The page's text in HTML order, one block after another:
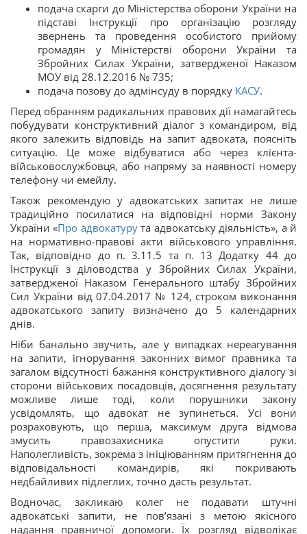
подача скарги до Міністерства оборони України на
підставі Інструкції про організацію розгляду
звернень та проведення особистого прийому
громадян у Міністерстві оборони України та
Збройних Силах України, затвердженої Наказом
МОУ від 28.12.2016 № 735;
подача позову до адмінсуду в порядку КАСУ.
Перед обранням радикальних правових дії намагайтесь
побудувати конструктивний діалог з командиром, від
якого залежить відповідь на запит адвоката, поясніть
ситуацію. Це може відбуватися або через клієнта-
військовослужбовця, або напряму за наявності номеру
телефону чи емейлу.
Також рекомендую у адвокатських запитах не лише
традиційно посилатися на відповідні норми Закону
України «Про адвокатурута адвокатську діяльність», а й
на нормативно-правові акти військового управління.
Так, відповідно до п. 3.11.5 та п. 13 Додатку 44 до
Інструкції з діловодства у Збройних Силах України,
затвердженої Наказом Генерального штабу Збройних
Сил України від 07.04.2017 № 124, строком виконання
адвокатського запиту визначено до 5 календарних
днів.
Ніби банально звучить, але у випадках нереагування
на запити, ігнорування законних вимог правника та
загалом відсутності бажання конструктивного діалогу зі
сторони військових посадовців, досягнення результату
можливе лише тоді, коли порушники закону
усвідомлять, що адвокат не зупинеться. Усі вони
розраховують, що перша, максимум друга відмова
змусить правозахисника опустити руки.
Наполегливість, зокрема з ініціюванням притягнення до
відповідальності командирів, які покривають
недбайливих підлеглих, точно дасть результат.
Водночас, закликаю колег не подавати штучні
адвокатські запити, не пов’язані з метою якісного
надання правничої допомоги. Їх розгляд відволікає